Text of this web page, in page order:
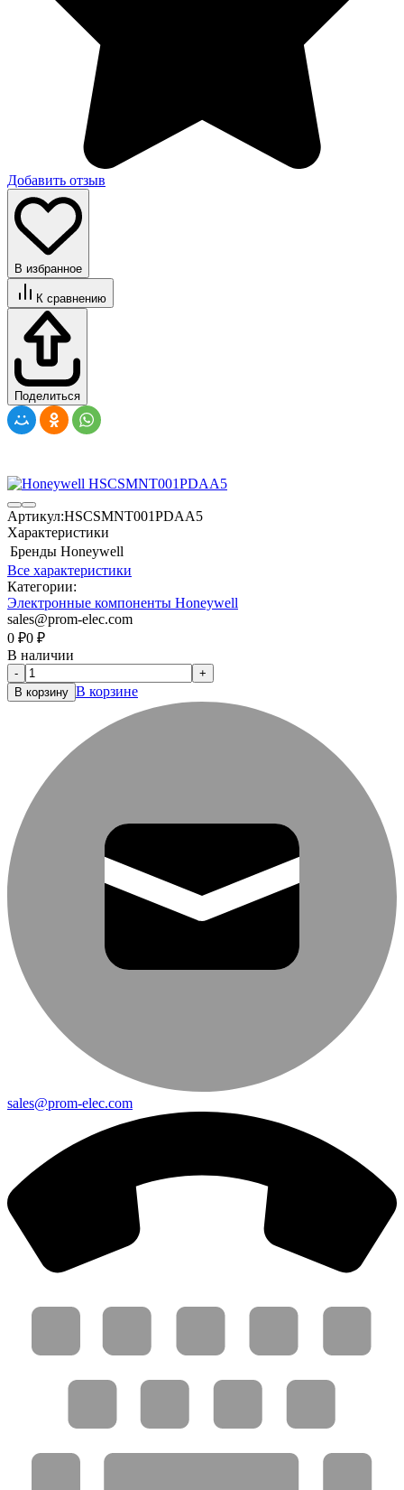
Добавить отзыв
В избранное
К сравнению
Поделиться
Артикул:HSCSMNT001PDAA5
Характеристики
Бренды Honeywell
Все характеристики
Категории:
Электронные компоненты Honeywell
sales@prom-elec.com
0 ₽0 ₽
В наличии
-
+
В корзину В корзине
sales@prom-elec.com